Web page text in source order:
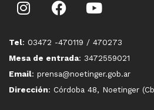
Tel: 03472 -470119 / 470273
Mesa de entrada: 3472559021
Email: prensa@noetinger.gob.ar
Dirección: Córdoba 48, Noetinger